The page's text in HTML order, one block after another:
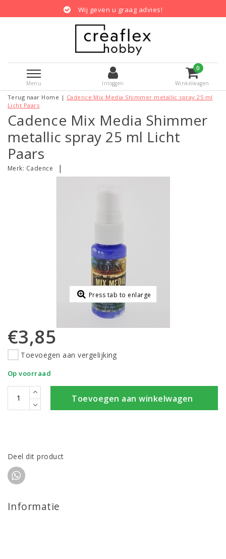
Wij geven u graag advies!
Menu Inloggen
0
Winkelwagen
Terug naar Home | Cadence Mix Media Shimmer metallic spray 25 ml
Licht Paars
Cadence Mix Media Shimmer
metallic spray 25 ml Licht
Paars
Merk: Cadence |
Press tab to enlarge
€3,85
Toevoegen aan vergelijking
Op voorraad
Toevoegen aan winkelwagen
Deel dit product
Informatie